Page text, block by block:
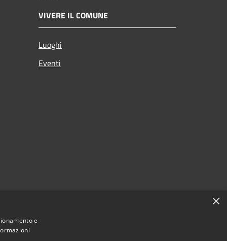
VIVERE IL COMUNE
Luoghi
Eventi
×
e